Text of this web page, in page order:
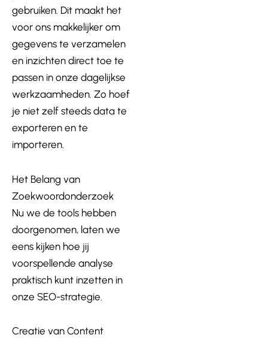
gebruiken. Dit maakt het
voor ons makkelijker om
gegevens te verzamelen
en inzichten direct toe te
passen in onze dagelijkse
werkzaamheden. Zo hoef
je niet zelf steeds data te
exporteren en te
importeren.
Het Belang van
Zoekwoordonderzoek
Nu we de tools hebben
doorgenomen, laten we
eens kijken hoe jij
voorspellende analyse
praktisch kunt inzetten in
onze SEO-strategie.
Creatie van Content